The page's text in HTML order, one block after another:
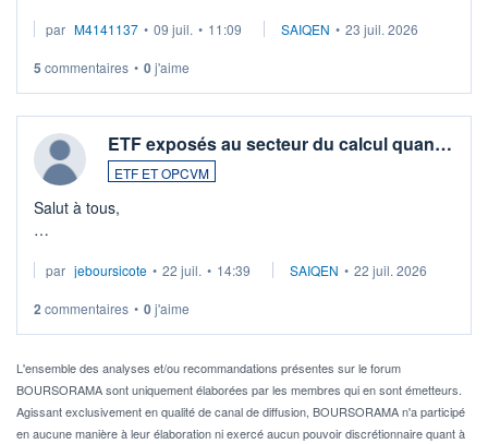
par M4141137 • 09 juil. • 11:09 SAIQEN • 23 juil. 2026
5 commentaires • 0j'aime
ETF exposés au secteur du calcul quan…
ETF ET OPCVM
Salut à tous,
via un ETF plutôt que des actions individuelles.
Idéalement, je voudrais qu'il soit éligible au PEA.
Pour l' ...
par jeboursicote • 22 juil. • 14:39 SAIQEN • 22 juil. 2026
2 commentaires • 0j'aime
L'ensemble des analyses et/ou recommandations présentes sur le forum
BOURSORAMA sont uniquement élaborées par les membres qui en sont émetteurs.
Agissant exclusivement en qualité de canal de diffusion, BOURSORAMA n'a participé
en aucune manière à leur élaboration ni exercé aucun pouvoir discrétionnaire quant à